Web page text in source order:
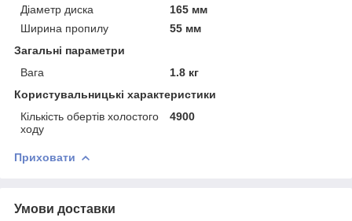
Діаметр диска
165 мм
Ширина пропилу
55 мм
Загальні параметри
Вага
1.8 кг
Користувальницькі характеристики
Кількість обертів холостого
ходу
4900
Приховати
Умови доставки